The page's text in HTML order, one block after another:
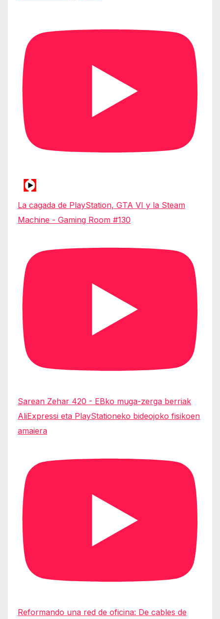
La cagada de PlayStation, GTA VI y la Steam
Machine - Gaming Room #130
Sarean Zehar 420 - EBko muga-zerga berriak
AliExpressi eta PlayStationeko bideojoko fisikoen
amaiera
Reformando una red de oficina: De cables de